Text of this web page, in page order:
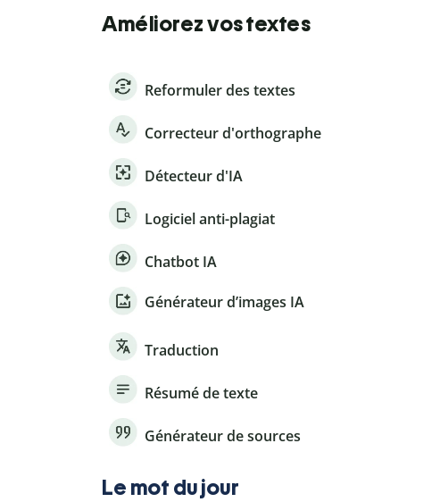
Améliorez vos textes
Reformuler des textes
Correcteur d'orthographe
Détecteur d'IA
Logiciel anti-plagiat
Chatbot IA
Générateur d’images IA
Traduction
Résumé de texte
Générateur de sources
Le mot du jour